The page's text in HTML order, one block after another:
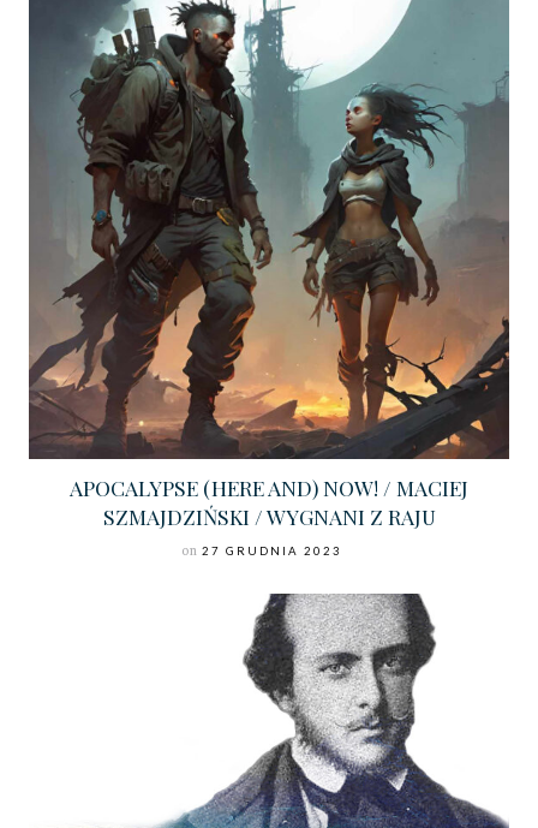
APOCALYPSE (HERE AND) NOW! / MACIEJ
SZMAJDZIŃSKI / WYGNANI Z RAJU
on 27 GRUDNIA 2023